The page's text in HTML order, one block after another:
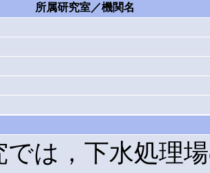
所属研究室／機関名
では，下水処理